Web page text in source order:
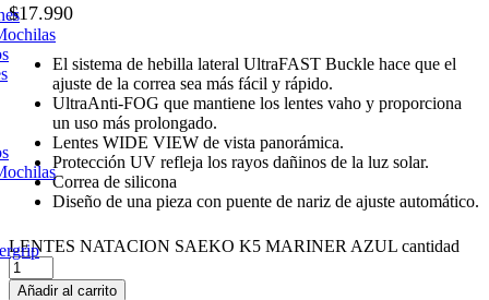
$17.990
El sistema de hebilla lateral UltraFAST Buckle hace que el
ajuste de la correa sea más fácil y rápido.
UltraAnti-FOG que mantiene los lentes vaho y proporciona
un uso más prolongado.
Lentes WIDE VIEW de vista panorámica.
Protección UV refleja los rayos dañinos de la luz solar.
Correa de silicona
Diseño de una pieza con puente de nariz de ajuste automático.
LENTES NATACION SAEKO K5 MARINER AZUL cantidad
Añadir al carrito